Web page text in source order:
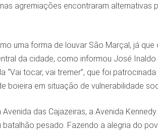
agremiações encontraram alternativas
uma forma de louvar São Marçal, já
da cidade, como informou José Inaldo
tocar, vai tremer”, que foi
boieira em situação de vulnerabilidade
das Cajazeiras, a Avenida
pesado. Fazendo a alegria do